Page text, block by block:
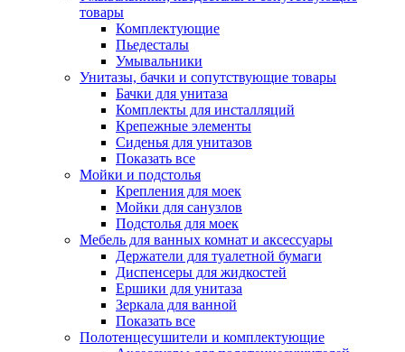
товары
Комплектующие
Пьедесталы
Умывальники
Унитазы, бачки и сопутствующие товары
Бачки для унитаза
Комплекты для инсталляций
Крепежные элементы
Сиденья для унитазов
Показать все
Мойки и подстолья
Крепления для моек
Мойки для санузлов
Подстолья для моек
Мебель для ванных комнат и аксессуары
Держатели для туалетной бумаги
Диспенсеры для жидкостей
Ершики для унитаза
Зеркала для ванной
Показать все
Полотенцесушители и комплектующие